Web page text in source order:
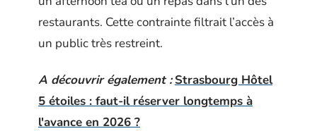
restaurants. Cette contrainte filtrait l’accès à
un public très restreint.
A découvrir également : Strasbourg Hôtel
5 étoiles : faut-il réserver longtemps à
l'avance en 2026 ?